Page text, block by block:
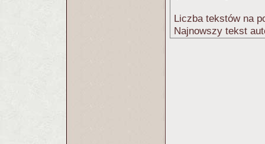
Liczba tekstów na
Najnowszy tekst